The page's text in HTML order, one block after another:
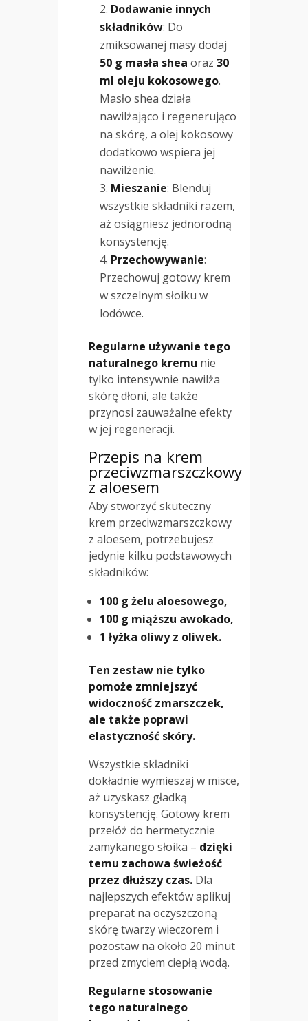
Dodawanie innych
składników: Do
zmiksowanej masy dodaj
50 g masła shea oraz 30
ml oleju kokosowego.
Masło shea działa
nawilżająco i regenerująco
na skórę, a olej kokosowy
dodatkowo wspiera jej
nawilżenie.
Mieszanie: Blenduj
wszystkie składniki razem,
aż osiągniesz jednorodną
konsystencję.
Przechowywanie:
Przechowuj gotowy krem
w szczelnym słoiku w
lodówce.
Regularne używanie tego
naturalnego kremu nie
tylko intensywnie nawilża
skórę dłoni, ale także
przynosi zauważalne efekty
w jej regeneracji.
Przepis na krem
przeciwzmarszczkowy
z aloesem
Aby stworzyć skuteczny
krem przeciwzmarszczkowy
z aloesem, potrzebujesz
jedynie kilku podstawowych
składników:
100 g żelu aloesowego,
100 g miąższu awokado,
1 łyżka oliwy z oliwek.
Ten zestaw nie tylko
pomoże zmniejszyć
widoczność zmarszczek,
ale także poprawi
elastyczność skóry.
Wszystkie składniki
dokładnie wymieszaj w misce,
aż uzyskasz gładką
konsystencję. Gotowy krem
przełóż do hermetycznie
zamykanego słoika – dzięki
temu zachowa świeżość
przez dłuższy czas. Dla
najlepszych efektów aplikuj
preparat na oczyszczoną
skórę twarzy wieczorem i
pozostaw na około 20 minut
przed zmyciem ciepłą wodą.
Regularne stosowanie
tego naturalnego